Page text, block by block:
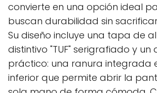
convierte en una opción ideal
buscan durabilidad sin
Su diseño incluye una tapa de
distintivo "TUF" serigrafiado y un
práctico: una ranura integrada
inferior que permite abrir la